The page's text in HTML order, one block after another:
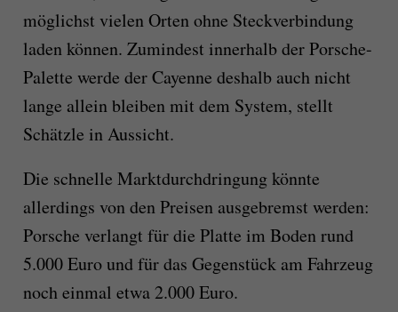
möglichst vielen Orten ohne Steckverbindung
laden können. Zumindest innerhalb der Porsche-
Palette werde der Cayenne deshalb auch nicht
lange allein bleiben mit dem System, stellt
Schätzle in Aussicht.
Die schnelle Marktdurchdringung könnte
allerdings von den Preisen ausgebremst werden:
Porsche verlangt für die Platte im Boden rund
5.000 Euro und für das Gegenstück am Fahrzeug
noch einmal etwa 2.000 Euro.